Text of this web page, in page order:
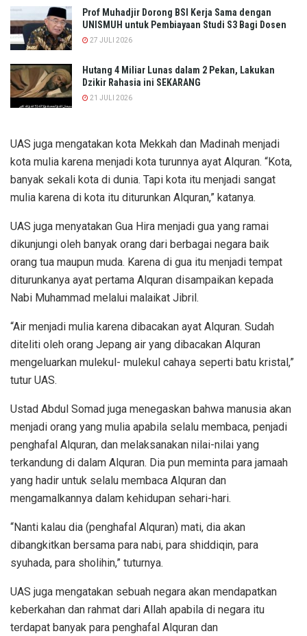
Prof Muhadjir Dorong BSI Kerja Sama dengan
UNISMUH untuk Pembiayaan Studi S3 Bagi Dosen
27 JULI 2026
Hutang 4 Miliar Lunas dalam 2 Pekan, Lakukan
Dzikir Rahasia ini SEKARANG
21 JULI 2026
UAS juga mengatakan kota Mekkah dan Madinah menjadi
kota mulia karena menjadi kota turunnya ayat Alquran. “Kota,
banyak sekali kota di dunia. Tapi kota itu menjadi sangat
mulia karena di kota itu diturunkan Alquran,” katanya.
UAS juga menyatakan Gua Hira menjadi gua yang ramai
dikunjungi oleh banyak orang dari berbagai negara baik
orang tua maupun muda. Karena di gua itu menjadi tempat
diturunkanya ayat pertama Alquran disampaikan kepada
Nabi Muhammad melalui malaikat Jibril.
“Air menjadi mulia karena dibacakan ayat Alquran. Sudah
diteliti oleh orang Jepang air yang dibacakan Alquran
mengeluarkan mulekul- mulekul cahaya seperti batu kristal,”
tutur UAS.
Ustad Abdul Somad juga menegaskan bahwa manusia akan
menjadi orang yang mulia apabila selalu membaca, penjadi
penghafal Alquran, dan melaksanakan nilai-nilai yang
terkandung di dalam Alquran. Dia pun meminta para jamaah
yang hadir untuk selalu membaca Alquran dan
mengamalkannya dalam kehidupan sehari-hari.
“Nanti kalau dia (penghafal Alquran) mati, dia akan
dibangkitkan bersama para nabi, para shiddiqin, para
syuhada, para sholihin,” tuturnya.
UAS juga mengatakan sebuah negara akan mendapatkan
keberkahan dan rahmat dari Allah apabila di negara itu
terdapat banyak para penghafal Alquran dan